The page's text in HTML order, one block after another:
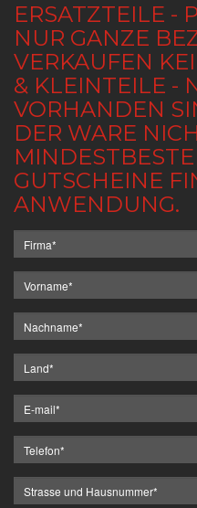
ERSATZTEILE -
NUR GANZE
VERKAUFEN
& KLEINTEILE -
VORHANDEN
DER WARE
GUTSCHEINE
ANWENDUNG.